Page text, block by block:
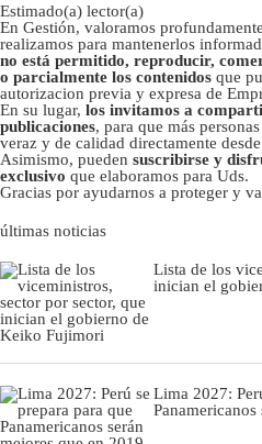
Estimado(a) lector(a)
En Gestión, valoramos
realizamos para mantenerlos
no está permitido, reproducir,
o parcialmente los contenidos que
autorizacion previa y expresa de
En su lugar, los invitamos a
publicaciones, para que más
veraz y de calidad directamente
Asimismo, pueden suscribirse y
exclusivo que elaboramos para Uds.
Gracias por ayudarnos a proteger y
últimas noticias
Lista de los
inician el
Lima 2027: